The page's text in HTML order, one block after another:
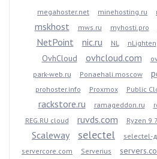
megahoster.net
minehosting.ru
mskhost
mws.ru myhosti.pro
NetPoint nic.ru NL nLighten
OvhCloud ovhcloud.com
park-web.ru Ponaehali.moscow
prohoster.info
Proxmox Public
rackstore.ru ramageddon.ru
REG.RU cloud ruvds.com Ryzen 9
Scaleway selectel selectel-
servercore.com
Serverius